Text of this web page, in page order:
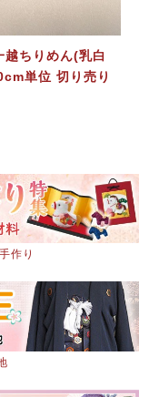
越ちりめん(乳白
単位 切り売り
作り